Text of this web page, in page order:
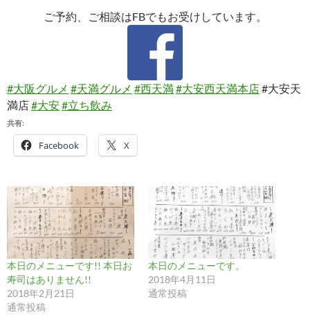
ご予約、ご相談はFBでもお受けしています。
#大阪グルメ #天満グルメ #西天満#大安西天満本店#大安天
満店#大安#立ち飲み
共有:
Facebook X
本日のメニューです!! 本日お
寿司はありません!!
2018年2月21日
通常投稿
本日のメニューです。
2018年4月11日
通常投稿